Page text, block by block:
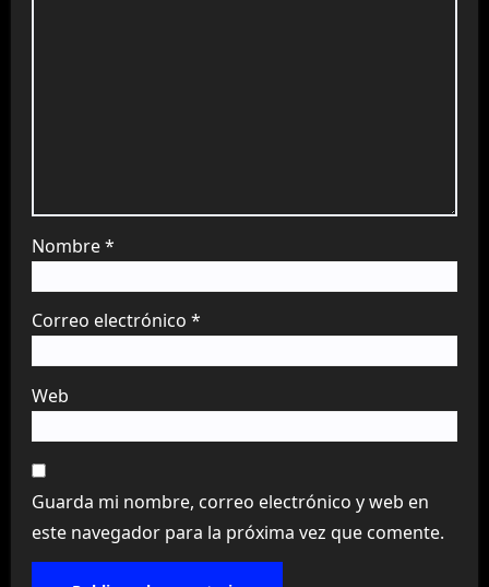
Nombre*
Correo electrónico *
Web
Guarda mi nombre, correo electrónico y web en
este navegador para la próxima vez que comente.